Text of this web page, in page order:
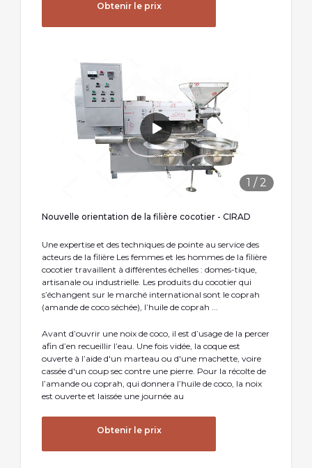
Obtenir le prix
1 / 2
Nouvelle orientation de la filière cocotier - CIRAD
Une expertise et des techniques de pointe au service des
acteurs de la filière Les femmes et les hommes de la filière
cocotier travaillent à différentes échelles : domes-tique,
artisanale ou industrielle. Les produits du cocotier qui
s’échangent sur le marché international sont le coprah
(amande de coco séchée), l’huile de coprah ...
Avant d’ouvrir une noix de coco, il est d’usage de la percer
afin d’en recueillir l’eau. Une fois vidée, la coque est
ouverte à l’aide d'un marteau ou d'une machette, voire
cassée d'un coup sec contre une pierre. Pour la récolte de
l’amande ou coprah, qui donnera l’huile de coco, la noix
est ouverte et laissée une journée au
Obtenir le prix